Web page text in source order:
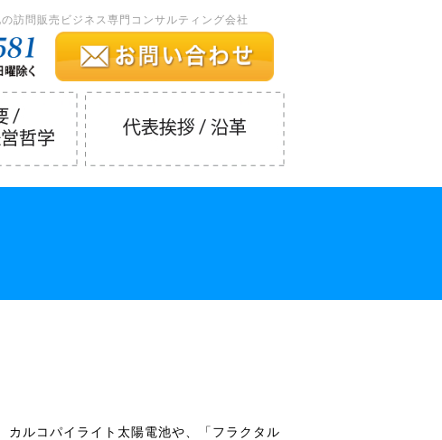
訪問販売ビジネス専門コンサルティング会社
ルコパイライト太陽電池や、「フラクタル